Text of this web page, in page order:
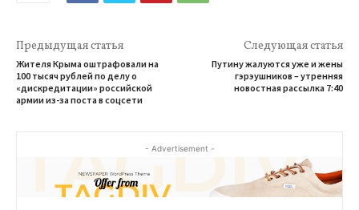
Предыдущая статья
Жителя Крыма оштрафовали на
100 тысяч рублей по делу о
«дискредитации» российской
армии из-за поста в соцсети
Следующая статья
Путину жалуются уже и жены
гэрэушников – утренняя
новостная рассылка 7:40
- Advertisement -